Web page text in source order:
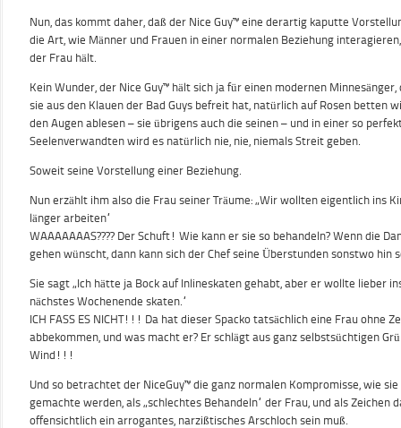
Nun, das kommt daher, daß der Nice Guy™ eine derartig kaputte
die Art, wie Männer und Frauen in einer normalen Beziehung
der Frau hält.
Kein Wunder, der Nice Guy™ hält sich ja für einen modernen
sie aus den Klauen der Bad Guys befreit hat, natürlich auf Rosen betten
den Augen ablesen – sie übrigens auch die seinen – und in einer so
Seelenverwandten wird es natürlich nie, nie, niemals Streit geben.
Soweit seine Vorstellung einer Beziehung.
Nun erzählt ihm also die Frau seiner Träume: „Wir wollten eigentlich ins
länger arbeiten“
WAAAAAAAS???? Der Schuft! Wie kann er sie so behandeln? Wenn die
gehen wünscht, dann kann sich der Chef seine Überstunden sonstwo hin
Sie sagt „Ich hätte ja Bock auf Inlineskaten gehabt, aber er wollte lieber
nächstes Wochenende skaten.“
ICH FASS ES NICHT!!! Da hat dieser Spacko tatsächlich eine Frau ohne
abbekommen, und was macht er? Er schlägt aus ganz selbstsüchtigen
Wind!!!
Und so betrachtet der NiceGuy™ die ganz normalen Kompromisse, wie
gemachte werden, als „schlechtes Behandeln“ der Frau, und als Zeichen
offensichtlich ein arrogantes, narzißtisches Arschloch sein muß.